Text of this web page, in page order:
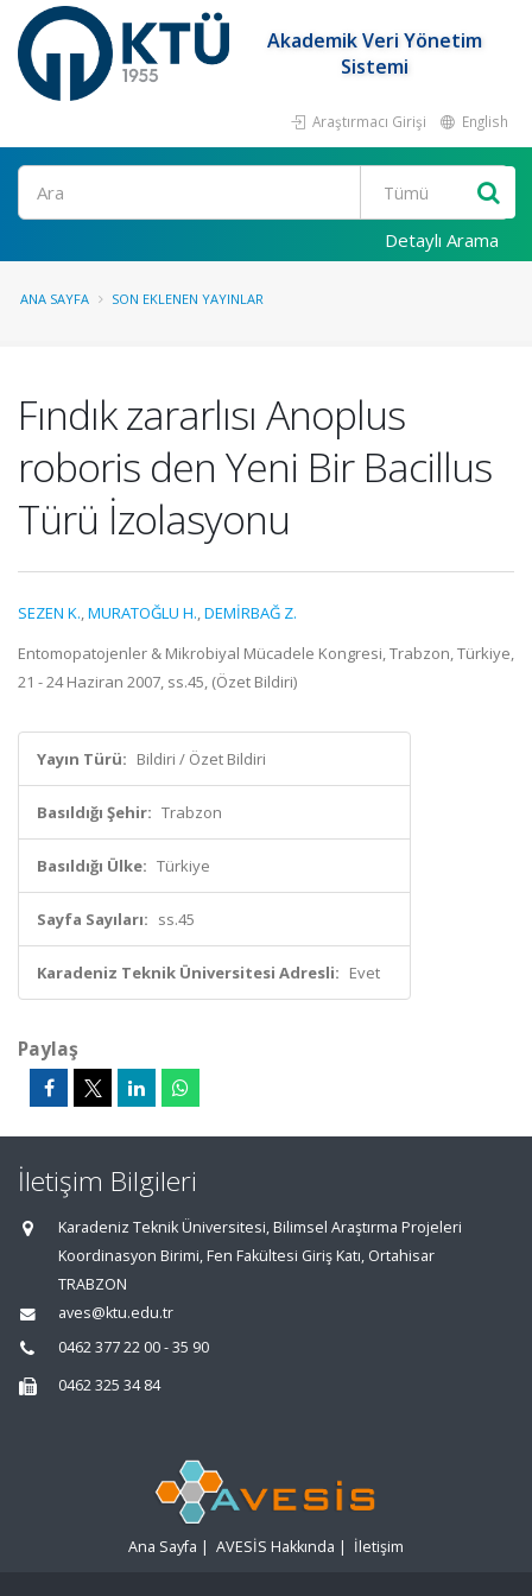
Akademik Veri Yönetim
Sistemi
Araştırmacı Girişi English
Ara
Detaylı Arama
ANA SAYFA SON EKLENEN YAYINLAR
Fındık zararlısı Anoplus
roboris den Yeni Bir Bacillus
Türü İzolasyonu
SEZEN K.,MURATOĞLU H.,DEMİRBAĞ Z.
Entomopatojenler & Mikrobiyal Mücadele Kongresi, Trabzon, Türkiye,
21 - 24 Haziran 2007, ss.45, (Özet Bildiri)
Yayın Türü: Bildiri / Özet Bildiri
Basıldığı Şehir: Trabzon
Basıldığı Ülke: Türkiye
Sayfa Sayıları: ss.45
Karadeniz Teknik Üniversitesi Adresli: Evet
Paylaş
İletişim Bilgileri
Karadeniz Teknik Üniversitesi, Bilimsel Araştırma Projeleri
Koordinasyon Birimi, Fen Fakültesi Giriş Katı, Ortahisar
TRABZON
aves@ktu.edu.tr
0462 377 22 00 - 35 90
0462 325 34 84
Ana Sayfa | AVESİS Hakkında | İletişim